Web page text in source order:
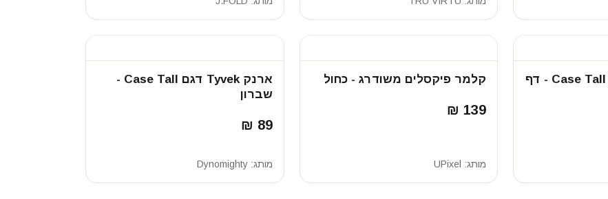
ארנק Tyvek דגם Case Tall - דף
קלמר פיקסלים משודרג - כחול
139 ₪
מותג: UPixel
ארנק Tyvek דגם Case Tall -
שברון
89 ₪
מותג:Dynomighty